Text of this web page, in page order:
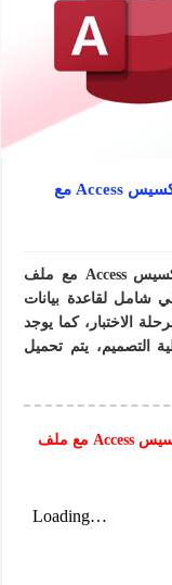
شرح عمل قاعدة بيانات مدرسة باستخدام أكسيس Access مع
شرح عمل قاعدة بيانات مدرسة باستخدام أكسيس Access مع ملف
شامل لقاعدة بيانات
الاختبار، كما يوجد
التصميم، يتم تحميل
شرح عمل قاعدة بيانات مدرسة باستخدام أكسيس Access مع ملف